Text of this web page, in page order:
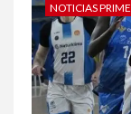
NOTICIAS